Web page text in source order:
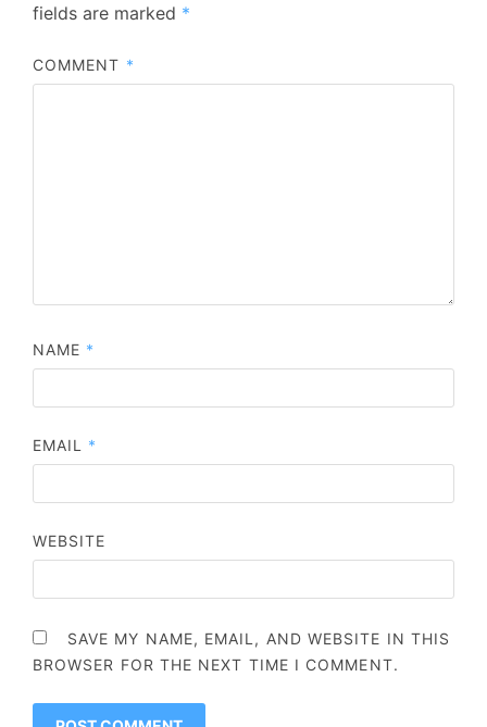
fields are marked *
COMMENT *
NAME *
EMAIL *
WEBSITE
SAVE MY NAME, EMAIL, AND WEBSITE IN THIS
BROWSER FOR THE NEXT TIME I COMMENT.